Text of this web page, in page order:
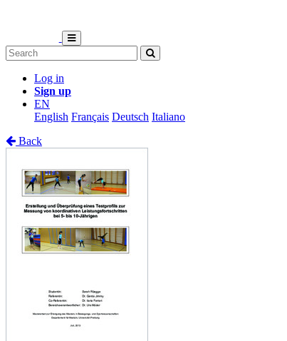
Log in
Sign up
EN
English Français Deutsch Italiano
Back